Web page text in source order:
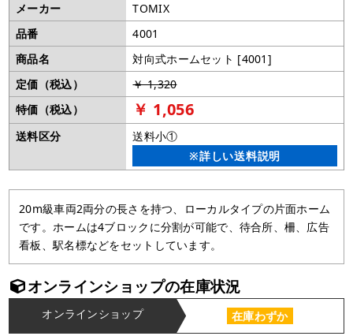
メーカー
TOMIX
品番
4001
商品名
対向式ホームセット [4001]
定価（税込）
￥ 1,320
特価（税込）
￥ 1,056
送料区分
送料小①
※詳しい送料説明
20m級車両2両分の長さを持つ、ローカルタイプの片面ホーム
です。ホームは4ブロックに分割が可能で、待合所、柵、広告
看板、駅名標などをセットしています。
オンラインショップの在庫状況
オンラインショップ 在庫わずか